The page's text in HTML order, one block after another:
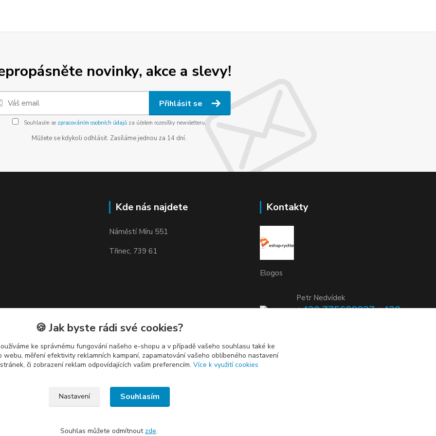
novinky, akce a slevy!
Přihlásit se
Souhlasím se zpracováním osobních údajůza účelem rozesílky newsletteru.
Můžete se kdykoli odhlásit. Zasíláme jednou za 14 dní.
Kde nás najdete
Náměstí Míru 551
Třinec, 739 61
Kontakty
Elogos
Petr Nedvídek
+420 775688827 +420
info@elogos.cz
🍪 Jak byste rádi své cookies?
ke správnému fungování našeho e-shopu a v případě vašeho souhlasu také ke
měření efektivity reklamních kampaní, zapamatování vašeho oblíbeného nastavení
či zobrazení reklam odpovídajících vašim preferencím. Více k využití cookies
Nastavení Souhlasím
Souhlas můžete odmítnout zde.